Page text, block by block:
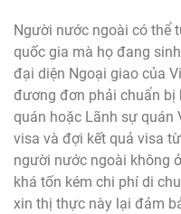
Người nước ngoài có thể
quốc gia mà họ đang
đại diện Ngoại giao của
đương đơn phải chuẩn bị
quán hoặc Lãnh sự quán
visa và đợi kết quả visa
người nước ngoài không
khá tốn kém chi phí di
xin thị thực này lại đảm